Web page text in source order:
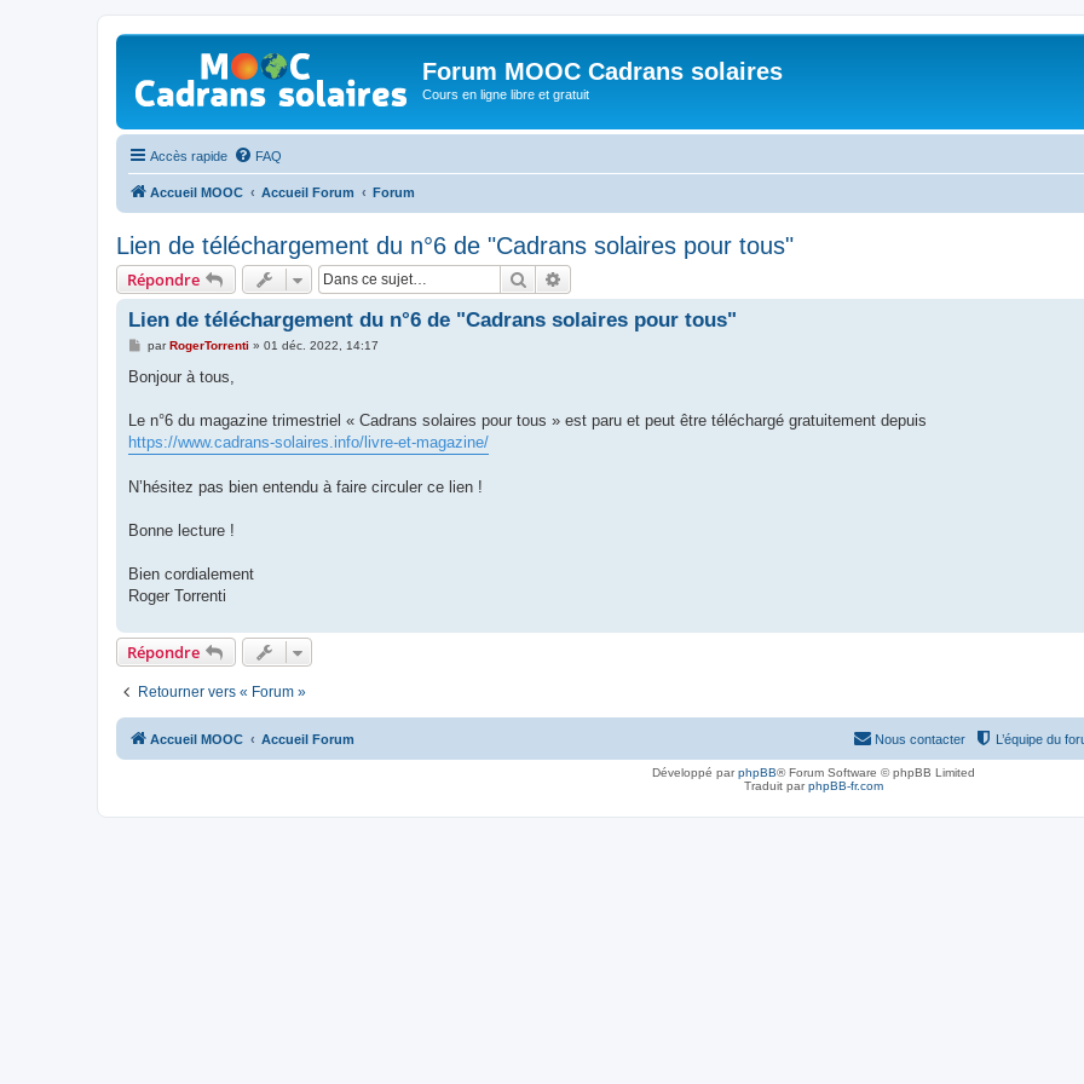
Forum MOOC Cadrans solaires
Cours en ligne libre et gratuit
Accès rapide FAQ
Accueil MOOC Accueil Forum Forum
Lien de téléchargement du n°6 de "Cadrans solaires pour tous"
Répondre Rechercher
Lien de téléchargement du n°6 de "Cadrans solaires pour tous"
M
s
g
parRogerTorrenti » 01 déc. 2022, 14:17
Bonjour à tous,
Le n°6 du magazine trimestriel « Cadrans solaires pour tous » est paru et peut être téléchargé gratuitement depuis
https://www.cadrans-solaires.info/livre-et-magazine/
N’hésitez pas bien entendu à faire circuler ce lien !
Bonne lecture !
Bien cordialement
Roger Torrenti
Répondre
Retourner vers « Forum »
Accueil MOOC Accueil Forum L’équipe du
Nous contacter
Développé parphpBB® Forum Software © phpBB Limited
Traduit parphpBB-fr.com